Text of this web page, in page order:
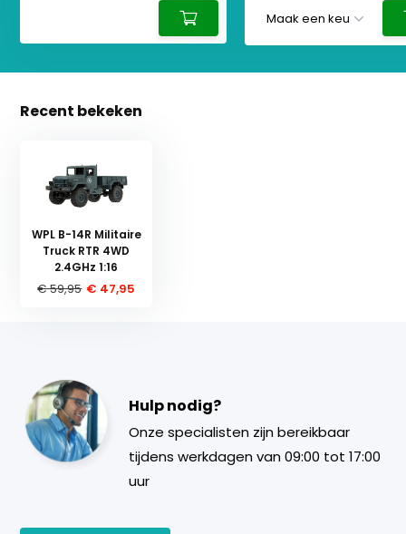
Recent bekeken
WPL B-14R Militaire
Truck RTR 4WD
2.4GHz 1:16
€ 59,95 € 47,95
Hulp nodig?
Onze specialisten zijn bereikbaar
tijdens werkdagen van 09:00 tot 17:00
uur